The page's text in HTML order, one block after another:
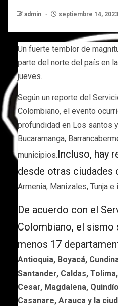
admin septiembre 14, 2023
Un fuerte temblor de
parte del norte del país en
jueves.
Según un reporte del
Colombiano, el evento
profundidad en Los santos
Bucaramanga,
municipios.Incluso, hay
desde otras ciudades
Armenia, Manizales, Tunja
De acuerdo con el
Colombiano, el sismo
menos 17
Antioquia, Boyacá,
Santander, Caldas,
Cesar, Magdalena,
Casanare, Arauca y la